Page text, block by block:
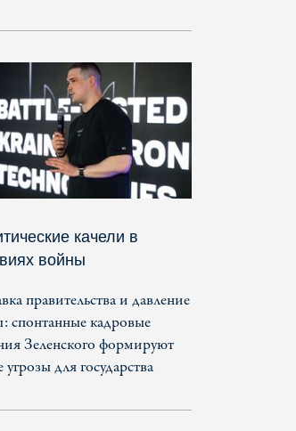
качели в
войны
правительства и давление
спонтанные кадровые
Зеленского формируют
для государства